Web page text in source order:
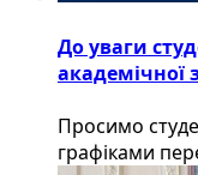
До уваги
академічної
Просимо
графіками